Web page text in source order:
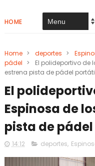
HOME
Home > deportes >
pádel >
El polideportivo de
estrena pista de pádel
El
Espinosa de
pista de
14:12 deportes,